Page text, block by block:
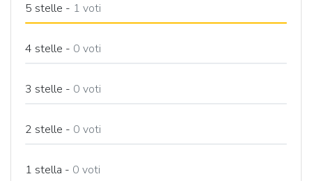
5 stelle - 1 voti
4 stelle - 0 voti
3 stelle - 0 voti
2 stelle - 0 voti
1 stella - 0 voti